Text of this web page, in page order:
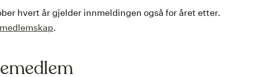
hvert år gjelder innmeldingen også for året etter.
.